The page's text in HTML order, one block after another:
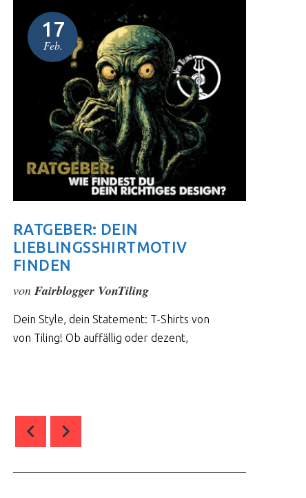
17
Feb.
RATGEBER: DEIN
LIEBLINGSSHIRTMOTIV
FINDEN
von Fairblogger VonTiling
Dein Style, dein Statement: T-Shirts von
von Tiling! Ob auffällig oder dezent,